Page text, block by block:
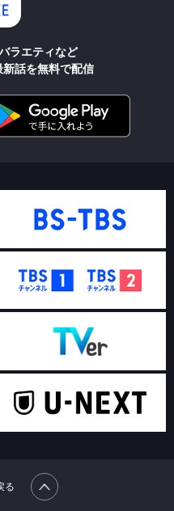
ラエティなど
話を無料で配信
る